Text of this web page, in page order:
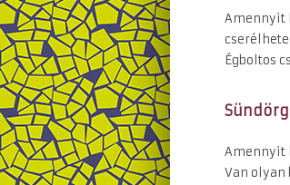
Amennyit
Égboltos
Amennyit
Van olyan